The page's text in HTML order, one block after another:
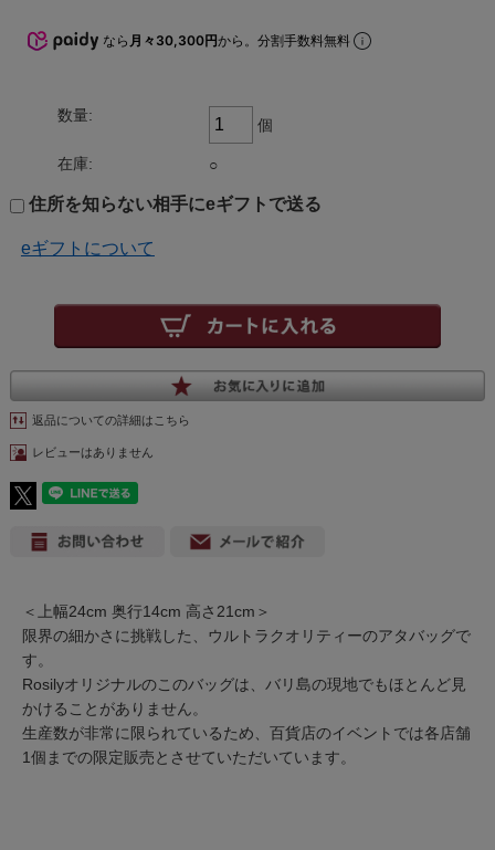
なら 月々30,300円から。分割手数料無料
数量:
個
在庫: ○
住所を知らない相手にeギフトで送る
eギフトについて
返品についての詳細はこちら
レビューはありません
＜上幅24cm 奥行14cm 高さ21cm＞
限界の細かさに挑戦した、ウルトラクオリティーのアタバッグで
す。
Rosilyオリジナルのこのバッグは、バリ島の現地でもほとんど見
かけることがありません。
生産数が非常に限られているため、百貨店のイベントでは各店舗
1個までの限定販売とさせていただいています。